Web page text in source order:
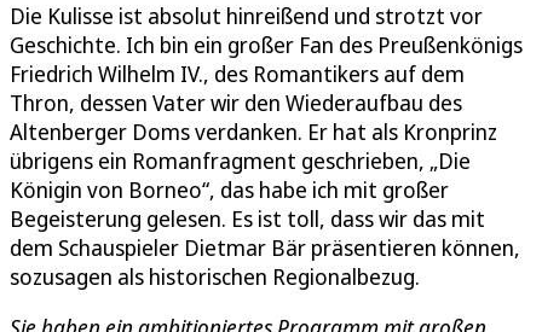
Die Kulisse ist absolut hinreißend und strotzt vor
Geschichte. Ich bin ein großer Fan des Preußenkönigs
Friedrich Wilhelm IV., des Romantikers auf dem
Thron, dessen Vater wir den Wiederaufbau des
Altenberger Doms verdanken. Er hat als Kronprinz
übrigens ein Romanfragment geschrieben, „Die
Königin von Borneo“, das habe ich mit großer
Begeisterung gelesen. Es ist toll, dass wir das mit
dem Schauspieler Dietmar Bär präsentieren können,
sozusagen als historischen Regionalbezug.